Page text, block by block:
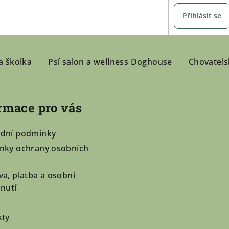
Přihlásit se
školka Psí salon a wellness Doghouse
pro vás
podmínky
ochrany osobních
platba a osobní